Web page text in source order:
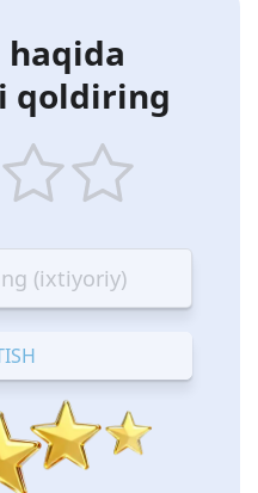
qoldiring
stars
—
Good
stars
—
Excellent